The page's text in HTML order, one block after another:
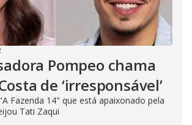
Pompeo chama
de ‘irresponsável’
Fazenda 14" que está apaixonado pela
Tati Zaqui